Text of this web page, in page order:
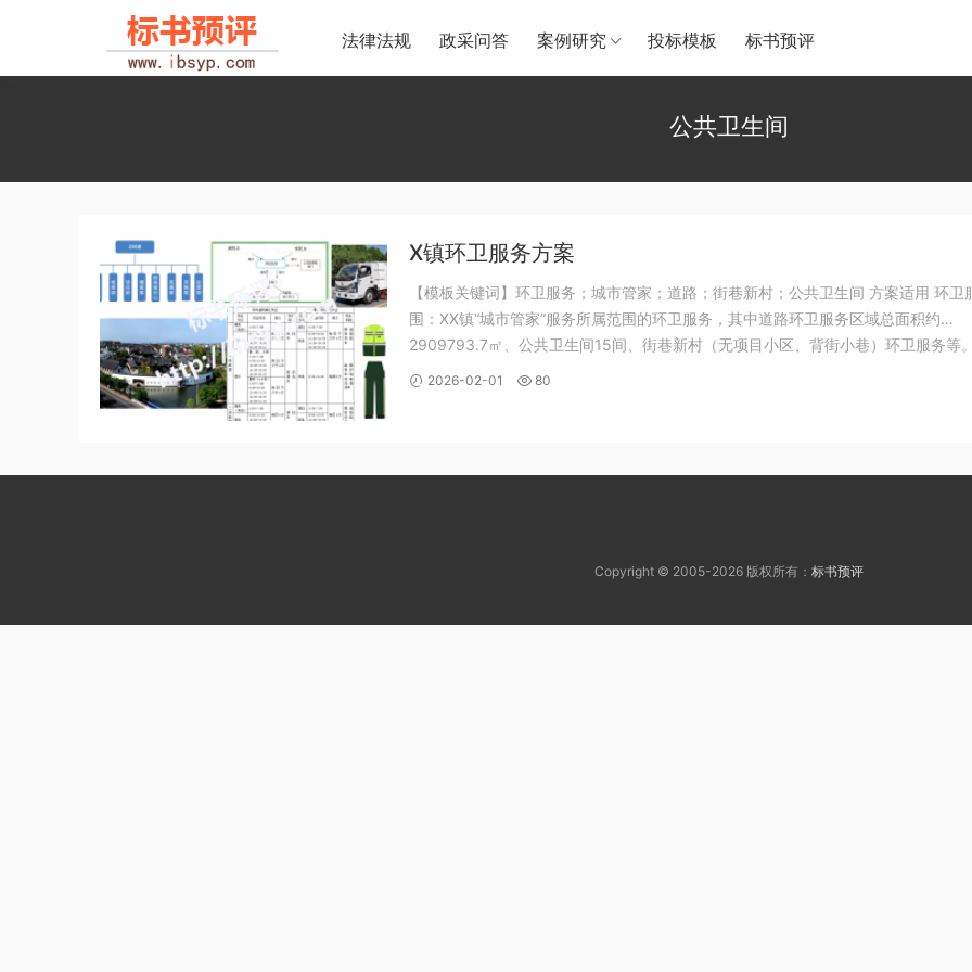
法律法规 政采问答 案例研究 投标模板 标书预评
公共卫生间
X镇环卫服务方案
【模板关键词】环卫服务；城市管家；道路；街巷新村；公共卫生间 方案适用 环卫
围：XX镇“城市管家”服务所属范围的环卫服务，其中道路环卫服务区域总面积约
2909793.7㎡、公共卫生间15间、街巷新村（无项目小区、背街小巷）环卫服务等
目录 内页部分配图
2026-02-01 80
Copyright © 2005-2026 版权所有： 标书预评